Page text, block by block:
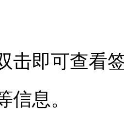
击即可查看
信息。